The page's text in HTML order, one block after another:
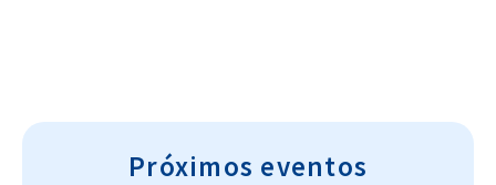
Próximos eventos